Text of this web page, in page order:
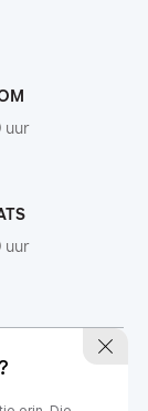
uur
uur